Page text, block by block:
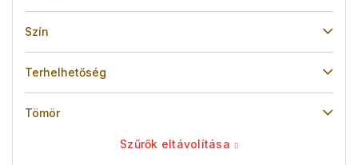
Szín
Terhelhetőség
Tömör
Szűrők eltávolítása